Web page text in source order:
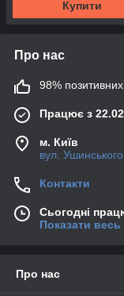
Купити
Про нас
98% позитивних
Працює з
м. Київ
вул.
Контакти
Сьогодні
Показати
Про нас